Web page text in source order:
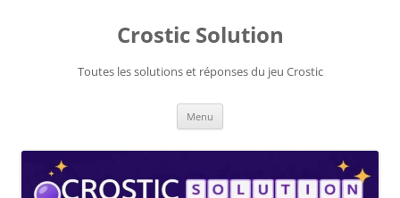
Crostic Solution
Toutes les solutions et réponses du jeu Crostic
Menu